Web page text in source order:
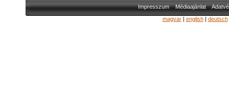
Impresszum Médiaajánlat
magyar| english| deutsch